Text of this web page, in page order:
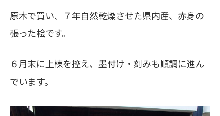
原木で買い、７年自然乾燥させた県内産、赤身の
張った桧です。
６月末に上棟を控え、墨付け・刻みも順調に進ん
でいます。